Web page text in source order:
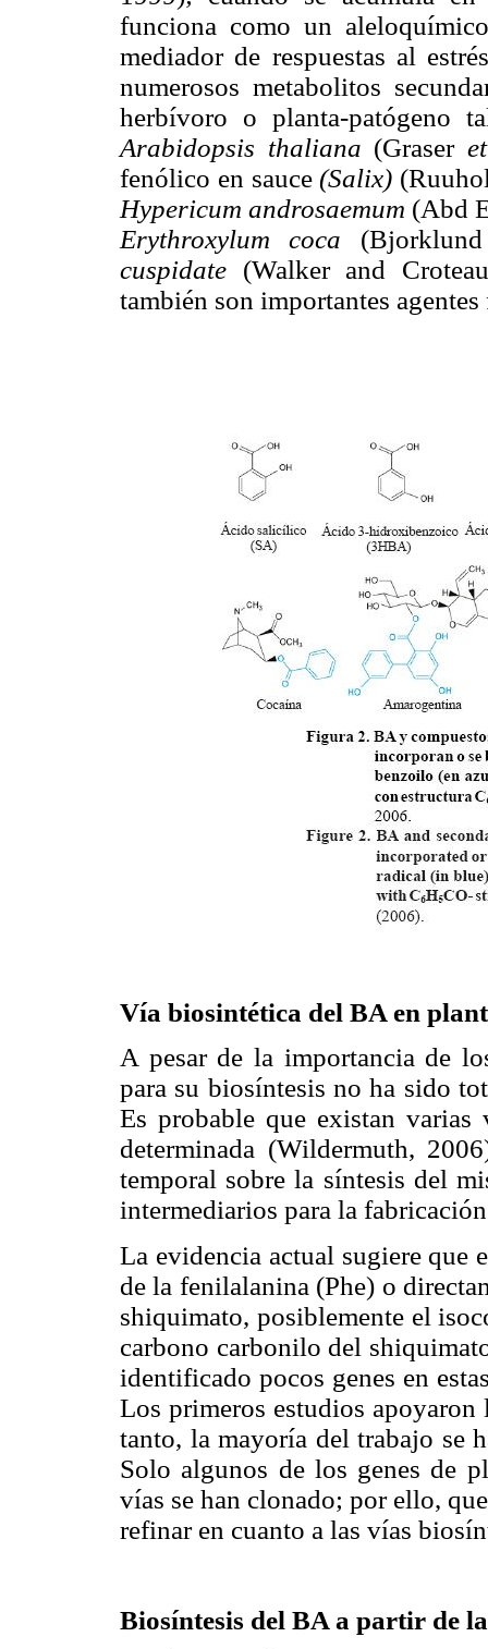
funciona como un
mediador de respuestas al
numerosos metabolitos
herbívoro o planta-patógeno
Arabidopsis thaliana (Graser
fenólico en sauce(Salix)
Hypericum androsaemum (Abd
Erythroxylum coca
cuspidate (Walker and
también son importantes
Vía biosintética del BA en
A pesar de la importancia de
para su biosíntesis no ha sido
Es probable que existan
determinada (Wildermuth,
temporal sobre la síntesis del
intermediarios para la
La evidencia actual sugiere que
de la fenilalanina (Phe) o
shiquimato, posiblemente el
carbono carbonilo del
identificado pocos genes en
Los primeros estudios
tanto, la mayoría del trabajo se
Solo algunos de los genes de
vías se han clonado; por ello,
refinar en cuanto a las vías
Biosíntesis del BA a partir de